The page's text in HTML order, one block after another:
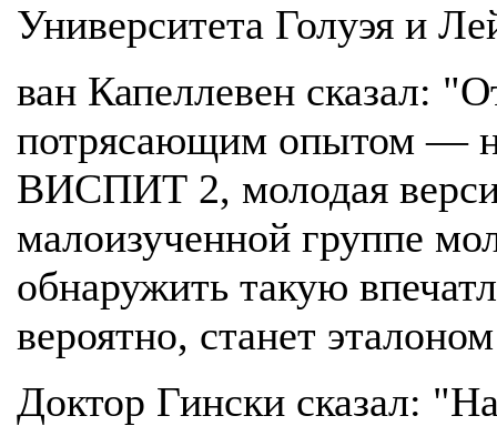
Университета Голуэя и
ван Капеллевен сказал:
потрясающим опытом —
ВИСПИТ 2, молодая
малоизученной группе
обнаружить такую
вероятно, станет
Доктор Гински сказал: